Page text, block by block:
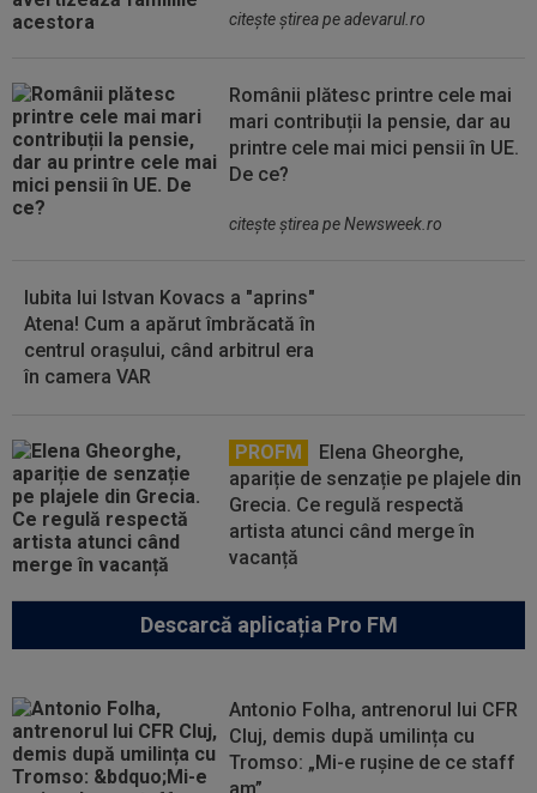
citeşte ştirea pe adevarul.ro
Românii plătesc printre cele mai
mari contribuții la pensie, dar au
printre cele mai mici pensii în UE.
De ce?
citeşte ştirea pe Newsweek.ro
Iubita lui Istvan Kovacs a "aprins"
Atena! Cum a apărut îmbrăcată în
centrul orașului, când arbitrul era
în camera VAR
PROFM
Elena Gheorghe,
apariție de senzație pe plajele din
Grecia. Ce regulă respectă
artista atunci când merge în
vacanță
Descarcă aplicația Pro FM
Antonio Folha, antrenorul lui CFR
Cluj, demis după umilința cu
Tromso: „Mi-e rușine de ce staff